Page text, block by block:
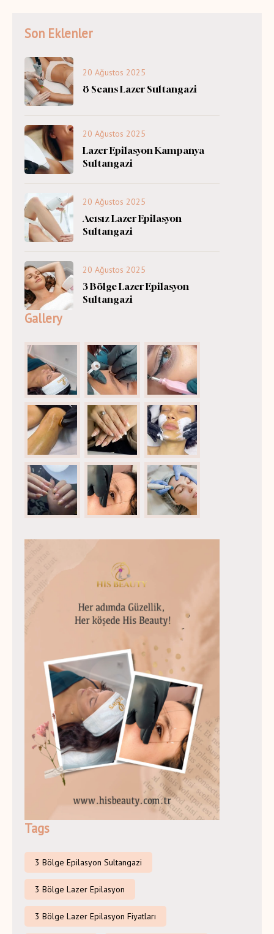
Son Eklenler
20 Ağustos 2025
8 Seans Lazer Sultangazi
20 Ağustos 2025
Lazer Epilasyon Kampanya
Sultangazi
20 Ağustos 2025
Acısız Lazer Epilasyon
Sultangazi
20 Ağustos 2025
3 Bölge Lazer Epilasyon
Sultangazi
Gallery
Tags
3 Bölge Epilasyon Sultangazi
3 Bölge Lazer Epilasyon
3 Bölge Lazer Epilasyon Fiyatları